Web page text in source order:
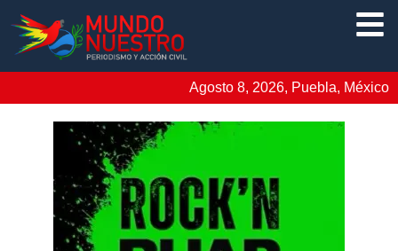
Agosto 8, 2026, Puebla, México